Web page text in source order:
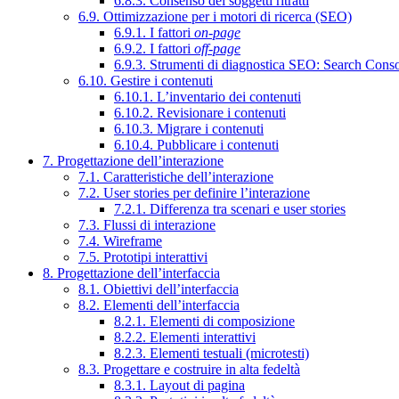
6.9. Ottimizzazione per i motori di ricerca (SEO)
6.9.1. I fattori on-page
6.9.2. I fattori off-page
6.9.3. Strumenti di diagnostica SEO: Search
6.10. Gestire i contenuti
6.10.1. L’inventario dei contenuti
6.10.2. Revisionare i contenuti
6.10.3. Migrare i contenuti
6.10.4. Pubblicare i contenuti
7. Progettazione dell’interazione
7.1. Caratteristiche dell’interazione
7.2. User stories per definire l’interazione
7.2.1. Differenza tra scenari e user stories
7.3. Flussi di interazione
7.4. Wireframe
7.5. Prototipi interattivi
8. Progettazione dell’interfaccia
8.1. Obiettivi dell’interfaccia
8.2. Elementi dell’interfaccia
8.2.1. Elementi di composizione
8.2.2. Elementi interattivi
8.2.3. Elementi testuali (microtesti)
8.3. Progettare e costruire in alta fedeltà
8.3.1. Layout di pagina